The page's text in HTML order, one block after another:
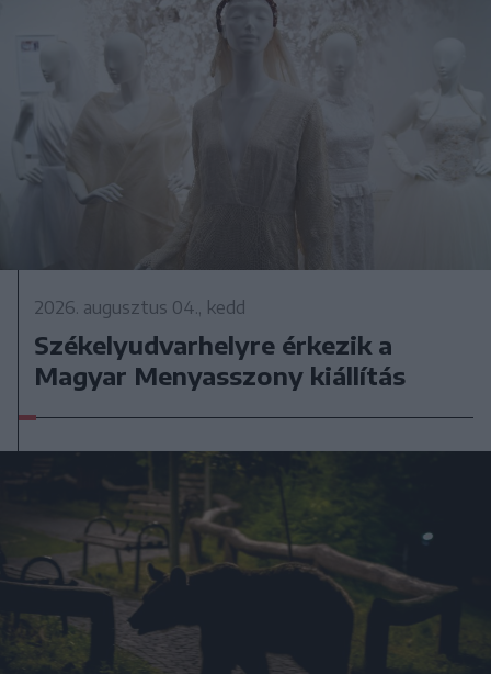
2026. augusztus 04., kedd
Székelyudvarhelyre érkezik a
Magyar Menyasszony kiállítás